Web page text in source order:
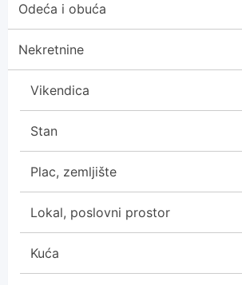
Odeća i obuća
Nekretnine
Vikendica
Stan
Plac, zemljište
Lokal, poslovni prostor
Kuća